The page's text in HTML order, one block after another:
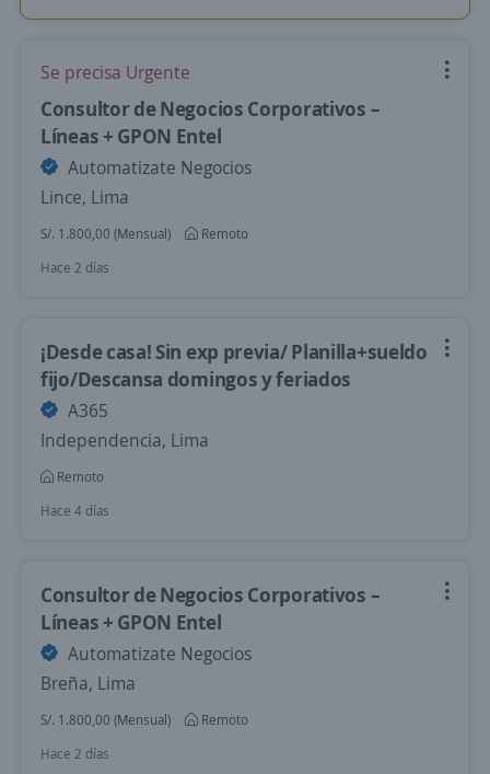
Se precisa Urgente
Consultor de Negocios Corporativos –
Líneas + GPON Entel
Automatizate Negocios
Lince, Lima
S/. 1.800,00 (Mensual)
Remoto
Hace 2 días
¡Desde casa! Sin exp previa/ Planilla+sueldo
fijo/Descansa domingos y feriados
A365
Independencia, Lima
Remoto
Hace 4 días
Consultor de Negocios Corporativos –
Líneas + GPON Entel
Automatizate Negocios
Breña, Lima
S/. 1.800,00 (Mensual)
Remoto
Hace 2 días